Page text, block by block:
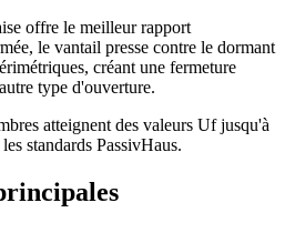
offre le meilleur rapport
le vantail presse contre le dormant
créant une fermeture
type d'ouverture.
atteignent des valeurs Uf jusqu'à
standards PassivHaus.